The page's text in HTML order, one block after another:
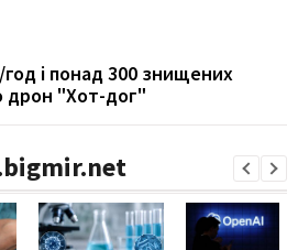
і понад 300 знищених
дрон "Хот-дог"